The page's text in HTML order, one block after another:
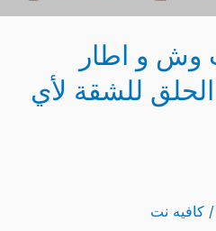
وش و اطار
للشقة لأي
/ كافيه نت